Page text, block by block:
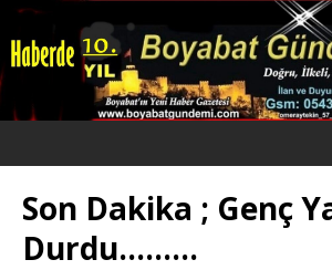
Son Dakika ; Genç
Durdu………